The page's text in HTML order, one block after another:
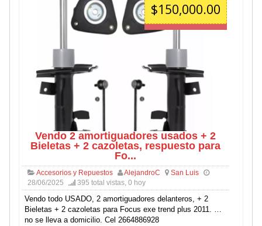
$150,000.00
Vendo 2 amortiguadores usados + 2
Bieletas + 2 cazoletas, respuesto para
Fo...
Accesorios y Repuestos AlejandroC
San Luis
28/06/2025
395 total vistas, 0 hoy
Vendo todo USADO, 2 amortiguadores delanteros, + 2
Bieletas + 2 cazoletas para Focus exe trend plus 2011. …
no se lleva a domicilio. Cel 2664886928